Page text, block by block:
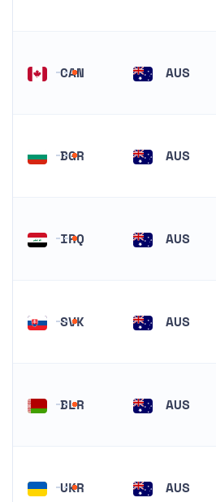
CAN AUS
BGR AUS
IRQ AUS
SVK AUS
BLR AUS
UKR AUS